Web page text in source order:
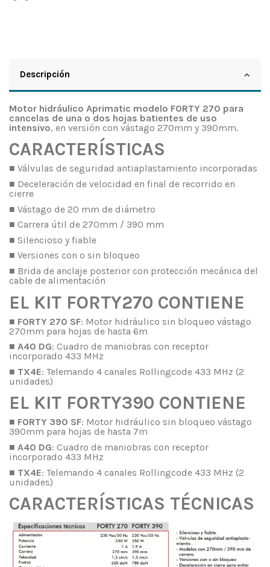
Descripción
Motor hidráulico Aprimatic modelo FORTY 270 para
cancelas de una o dos hojas batientes de uso
intensivo, en versión con vástago 270mm y 390mm.
CARACTERÍSTICAS
■ Válvulas de seguridad antiaplastamiento incorporadas
■ Deceleración de velocidad en final de recorrido en
cierre
■ Vástago de 20 mm de diámetro
■ Carrera útil de 270mm / 390 mm
■ Silencioso y fiable
■ Versiones con o sin bloqueo
■ Brida de anclaje posterior con protección mecánica del
cable de alimentación
EL KIT FORTY270 CONTIENE
■ FORTY 270 SF: Motor hidráulico sin bloqueo vástago
270mm para hojas de hasta 6m
■ A40 DG: Cuadro de maniobras con receptor
incorporado 433 MHz
■ TX4E: Telemando 4 canales Rollingcode 433 MHz (2
unidades)
EL KIT FORTY390 CONTIENE
■ FORTY 390 SF: Motor hidráulico sin bloqueo vástago
390mm para hojas de hasta 7m
■ A40 DG: Cuadro de maniobras con receptor
incorporado 433 MHz
■ TX4E: Telemando 4 canales Rollingcode 433 MHz (2
unidades)
CARACTERÍSTICAS TÉCNICAS